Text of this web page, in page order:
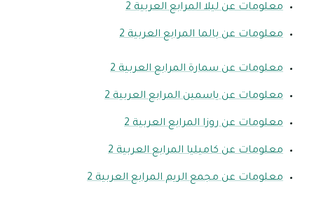
معلومات عن ليلا المرابع العربية 2
معلومات عن بالما المرابع العربية 2
معلومات عن سمارة المرابع العربية 2
معلومات عن ياسمين المرابع العربية 2
معلومات عن روزا المرابع العربية 2
معلومات عن كاميليا المرابع العربية 2
معلومات عن مجمع الريم المرابع العربية 2